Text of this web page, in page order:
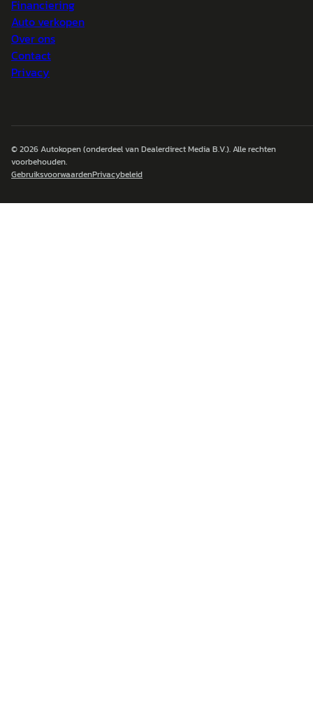
Financiering
Auto verkopen
Over ons
Contact
Privacy
© 2026Autokopen(onderdeel van Dealerdirect Media B.V.). Alle rechten
voorbehouden.
GebruiksvoorwaardenPrivacybeleid